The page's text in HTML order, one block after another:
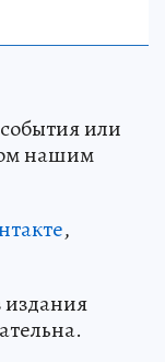
или
нашим
,
издания